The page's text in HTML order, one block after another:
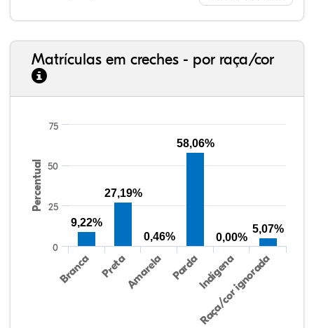
Matrículas em creches - por raça/cor
Percentual
Branca PretaAmarela PardaIndígena
Raça/cor ignorada
0
25
50
75
9,22%
27,19%
0,46%
58,06%
0,00%
5,07%